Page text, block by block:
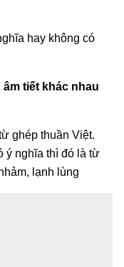
hay không có
tiết khác nhau
ghép thuần Việt.
ý nghĩa thì đó là từ
lạnh lùng